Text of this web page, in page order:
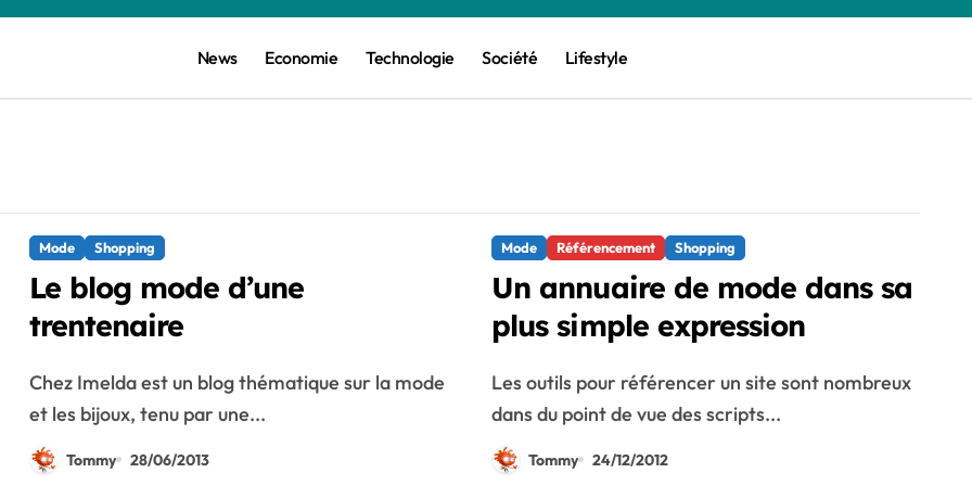
News Economie Technologie Société Lifestyle
Mode Shopping
Le blog mode d’une
trentenaire
Chez Imelda est un blog thématique sur la mode
et les bijoux, tenu par une...
Tommy 28/06/2013
Mode Référencement Shopping
Un annuaire de mode dans sa
plus simple expression
Les outils pour référencer un site sont nombreux
dans du point de vue des scripts...
Tommy 24/12/2012